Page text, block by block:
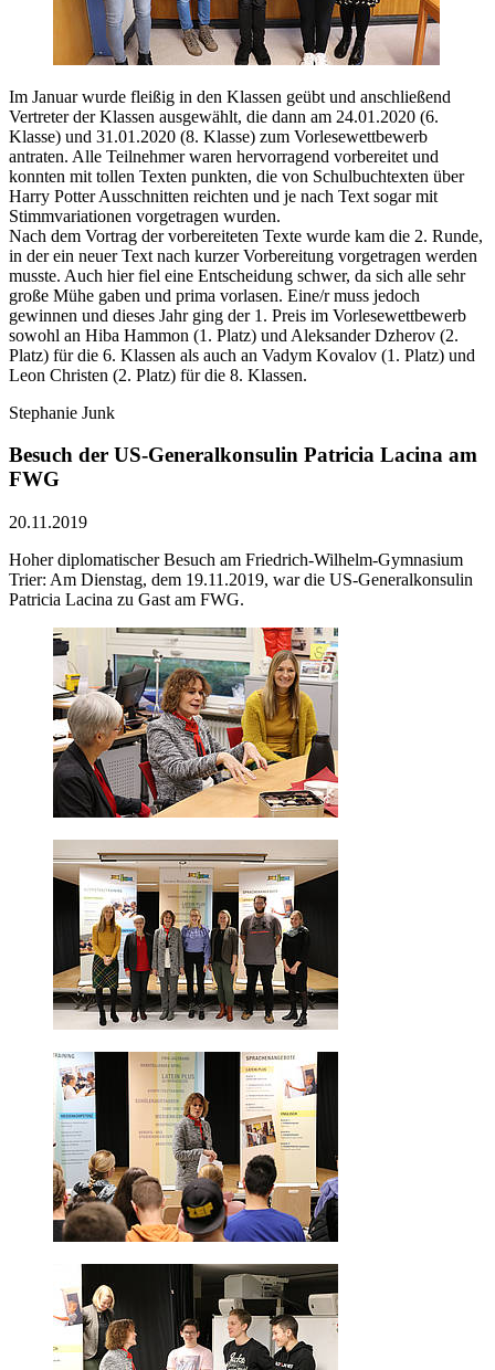
Im Januar wurde fleißig in den Klassen geübt und anschließend
Vertreter der Klassen ausgewählt, die dann am 24.01.2020 (6.
Klasse) und 31.01.2020 (8. Klasse) zum Vorlesewettbewerb
antraten. Alle Teilnehmer waren hervorragend vorbereitet und
konnten mit tollen Texten punkten, die von Schulbuchtexten über
Harry Potter Ausschnitten reichten und je nach Text sogar mit
Stimmvariationen vorgetragen wurden.
Nach dem Vortrag der vorbereiteten Texte wurde kam die 2. Runde,
in der ein neuer Text nach kurzer Vorbereitung vorgetragen werden
musste. Auch hier fiel eine Entscheidung schwer, da sich alle sehr
große Mühe gaben und prima vorlasen. Eine/r muss jedoch
gewinnen und dieses Jahr ging der 1. Preis im Vorlesewettbewerb
sowohl an Hiba Hammon (1. Platz) und Aleksander Dzherov (2.
Platz) für die 6. Klassen als auch an Vadym Kovalov (1. Platz) und
Leon Christen (2. Platz) für die 8. Klassen.
Stephanie Junk
Besuch der US-Generalkonsulin Patricia Lacina am
FWG
20.11.2019
Hoher diplomatischer Besuch am Friedrich-Wilhelm-Gymnasium
Trier: Am Dienstag, dem 19.11.2019, war die US-Generalkonsulin
Patricia Lacina zu Gast am FWG.